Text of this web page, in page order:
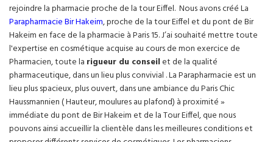
rejoindre la pharmacie proche de la tour Eiffel. Nous avons créé La
Parapharmacie Bir Hakeim, proche de la tourEiffelet du pont de Bir
Hakeim en face de la pharmacie à Paris 15. J’ai souhaité mettre toute
l'expertise en cosmétique acquise au cours de mon exercice de
Pharmacien, toute la rigueur du conseilet de la qualité
pharmaceutique, dans un lieu plus convivial . La Parapharmacie est un
lieu plus spacieux, plus ouvert, dans une ambiance du Paris Chic
Haussmannien ( Hauteur, moulures au plafond) à proximité »
immédiate du pont de Bir Hakeim et de la Tour Eiffel, que nous
pouvons ainsi accueillir la clientèle dans les meilleures conditions et